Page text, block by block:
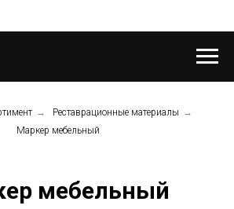
→ Реставрационные материалы →
Маркер мебельный
мебельный